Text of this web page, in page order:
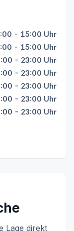
Lage direkt
- 15:00 Uhr
- 15:00 Uhr
- 23:00 Uhr
- 23:00 Uhr
- 23:00 Uhr
- 23:00 Uhr
- 23:00 Uhr